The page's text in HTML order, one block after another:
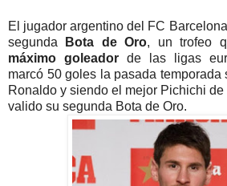
El jugador argentino del FC Barcelona
segunda
Bota de Oro, un trofeo
máximo goleador de las ligas
marcó 50 goles la pasada temporada
Ronaldo y siendo el mejor Pichichi
valido su segunda Bota de Oro.